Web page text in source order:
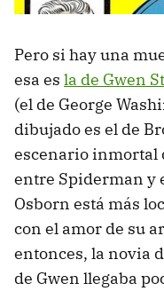
Pero si hay una
esa es la de Gwen
(el de George
dibujado es el de
escenario inmortal
entre Spiderman y
Osborn está más
con el amor de su
entonces, la novia
de Gwen llegaba